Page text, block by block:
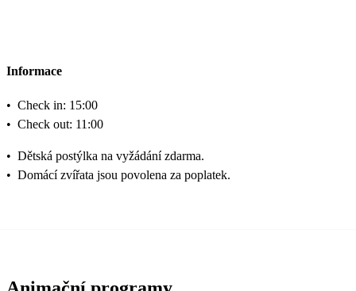
Informace
• Check in: 15:00
• Check out: 11:00
• Dětská postýlka na vyžádání zdarma.
• Domácí zvířata jsou povolena za poplatek.